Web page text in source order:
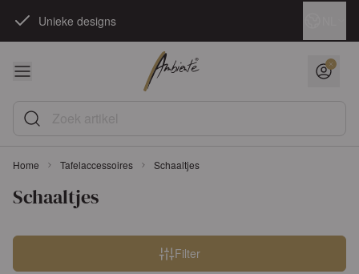
Unieke designs
Zoek artikel
Home Tafelaccessoires Schaaltjes
Overslaan naar productlijst
Schaaltjes
Filter